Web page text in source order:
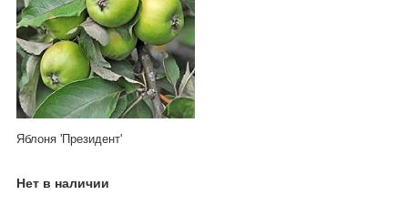
Яблоня 'Президент'
Нет в наличии